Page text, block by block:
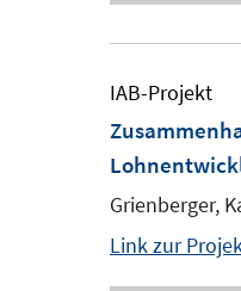
IAB-Projekt
Grienberger,
Link zur